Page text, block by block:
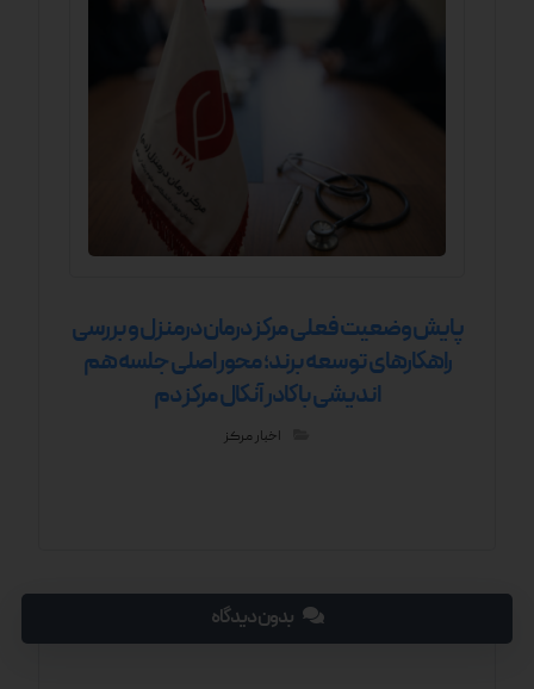
پایش وضعیت فعلی مرکز درمان درمنزل و بررسی
راهکارهای توسعه برند؛ محور اصلی جلسه هم
اندیشی با کادر آنکال مرکز دم
اخبار مرکز
بدون دیدگاه